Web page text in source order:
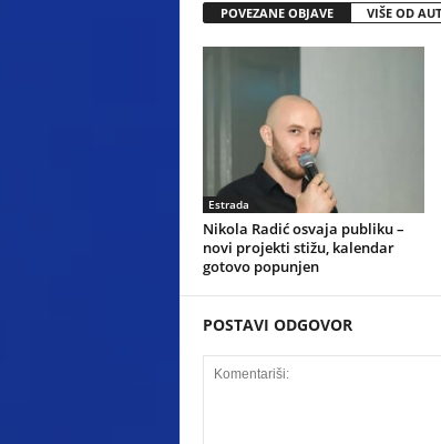
POVEZANE OBJAVE VIŠE OD
Estrada
Nikola Radić osvaja publiku –
novi projekti stižu, kalendar
gotovo popunjen
POSTAVI ODGOVOR